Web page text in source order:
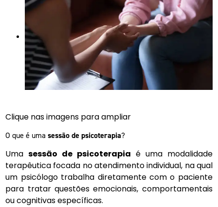
Clique nas imagens para ampliar
O que é umasessão de psicoterapia?
Umasessão de psicoterapia é uma modalidade
terapêutica focada no atendimento individual, na qual
um psicólogo trabalha diretamente com o paciente
para tratar questões emocionais, comportamentais
ou cognitivas específicas.